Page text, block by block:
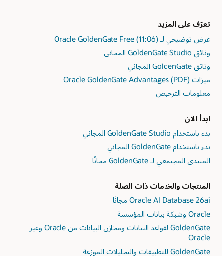
تعرّف على المزيد
عرض توضيحي لـ Oracle GoldenGate Free (11:06)
وثائق GoldenGate Studio المجاني
وثائق GoldenGate المجاني
ميزات Oracle GoldenGate Advantages (PDF)
معلومات الترخيص
ابدأ الآن
بدء باستخدام GoldenGate Studio المجاني
بدء باستخدام GoldenGate المجاني
المنتدى المجتمعي لـ GoldenGate مجانًا
المنتجات والخدمات ذات الصلة
Oracle وشبكة بيانات المؤسسة
GoldenGate لقواعد البيانات ومخازن البيانات من Oracle وغير
Oracle
GoldenGate للتطبيقات والتحليلات الموزعة